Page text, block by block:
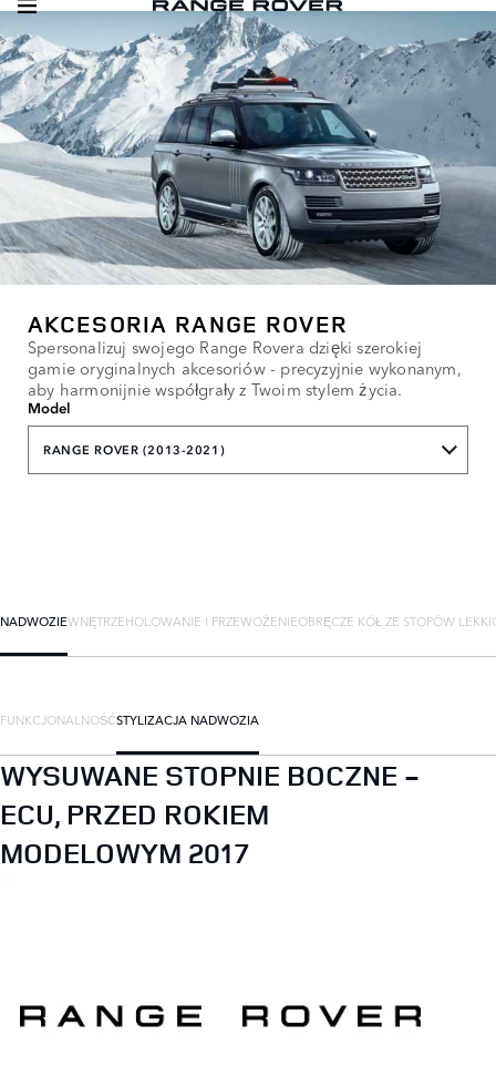
AKCESORIA RANGE ROVER
Spersonalizuj swojego Range Rovera dzięki szerokiej
gamie oryginalnych akcesoriów - precyzyjnie wykonanym,
aby harmonijnie współgrały z Twoim stylem życia.
Model
RANGE ROVER (2013-2021)
NADWOZIEWNĘTRZEHOLOWANIE I PRZEWOŻENIEOBRĘCZE KÓŁ ZE STOPÓW
FUNKCJONALNOŚĆSTYLIZACJA NADWOZIA
WYSUWANE STOPNIE BOCZNE -
ECU, PRZED ROKIEM
MODELOWYM 2017